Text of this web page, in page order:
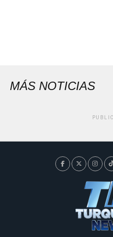
MÁS NOTICIAS